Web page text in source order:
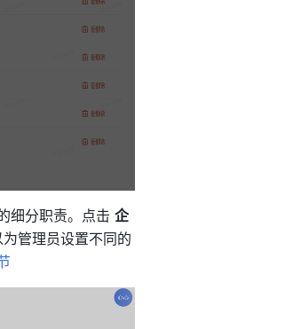
细分职责。点击 企
管理员设置不同的